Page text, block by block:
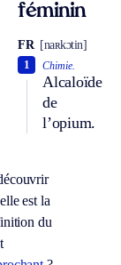
féminin
FR [naʀkɔtin]
Chimie.
Alcaloïde
de
l’opium.
1
est la
du